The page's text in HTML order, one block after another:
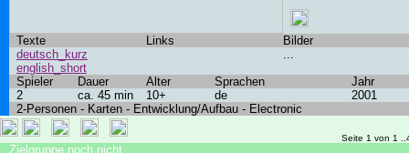
Texte Links
Bilder
deutsch_kurz
english_short
...
Spieler
Dauer Alter Sprachen
Jahr
2
ca. 45 min 10+ de
2001
2-Personen - Karten - Entwicklung/Aufbau - Electronic
Seite 1 von 1
Zielgruppe noch nicht